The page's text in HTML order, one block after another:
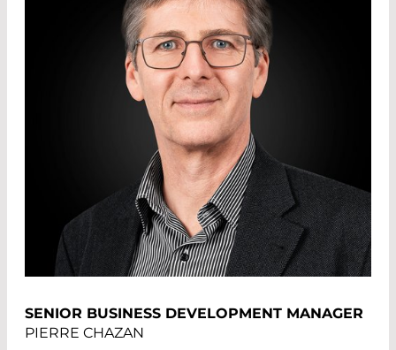
SENIOR BUSINESS DEVELOPMENT MANAGER
PIERRE CHAZAN